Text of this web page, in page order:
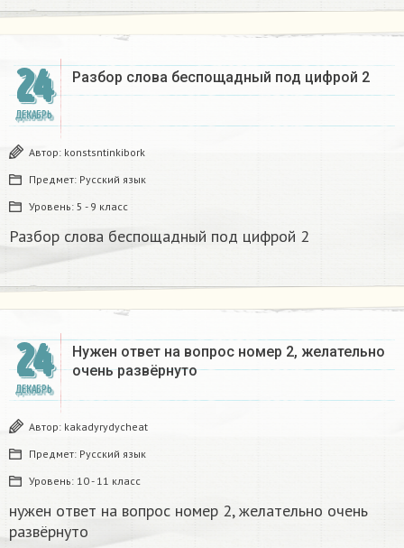
24
ДЕКАБРЬ
Разбор слова беспощадный под цифрой 2
Автор: konstsntinkibork
Предмет: Русский язык
Уровень: 5 - 9 класс
Разбор слова беспощадный под цифрой 2
24
ДЕКАБРЬ
Нужен ответ на вопрос номер 2, желательно
очень развёрнуто
Автор: kakadyrydycheat
Предмет: Русский язык
Уровень: 10 - 11 класс
нужен ответ на вопрос номер 2, желательно очень
развёрнуто